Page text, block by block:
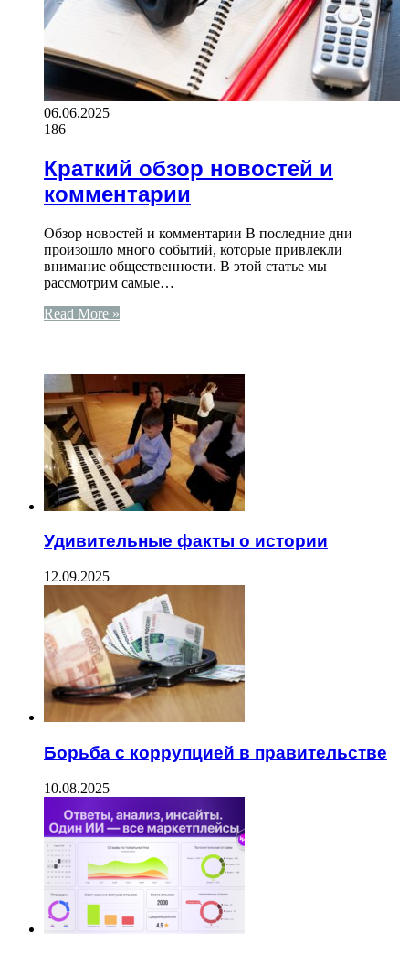
06.06.2025
186
Краткий обзор новостей и
комментарии
Обзор новостей и комментарии В последние дни
произошло много событий, которые привлекли
внимание общественности. В этой статье мы
рассмотрим самые…
Read More »
Удивительные факты о истории
12.09.2025
Борьба с коррупцией в правительстве
10.08.2025